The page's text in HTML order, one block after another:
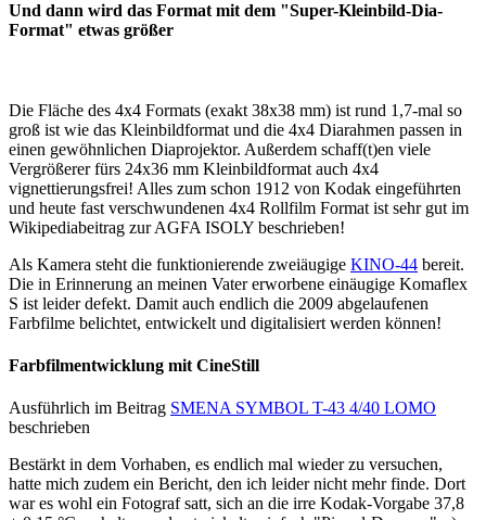
Und dann wird das Format mit dem "Super-Kleinbild-Dia-
Format" etwas größer
Die Fläche des 4x4 Formats (exakt 38x38 mm) ist rund 1,7-mal so
groß ist wie das Kleinbildformat und die 4x4 Diarahmen passen in
einen gewöhnlichen Diaprojektor. Außerdem schaff(t)en viele
Vergrößerer fürs 24x36 mm Kleinbildformat auch 4x4
vignettierungsfrei! Alles zum schon 1912 von Kodak eingeführten
und heute fast verschwundenen 4x4 Rollfilm Format ist sehr gut im
Wikipediabeitrag zur AGFA ISOLY beschrieben!
Als Kamera steht die funktionierende zweiäugige KINO-44 bereit.
Die in Erinnerung an meinen Vater erworbene einäugige Komaflex
S ist leider defekt. Damit auch endlich die 2009 abgelaufenen
Farbfilme belichtet, entwickelt und digitalisiert werden können!
Farbfilmentwicklung mit CineStill
Ausführlich im Beitrag SMENA SYMBOL T-43 4/40 LOMO
beschrieben
Bestärkt in dem Vorhaben, es endlich mal wieder zu versuchen,
hatte mich zudem ein Bericht, den ich leider nicht mehr finde. Dort
war es wohl ein Fotograf satt, sich an die irre Kodak-Vorgabe 37,8